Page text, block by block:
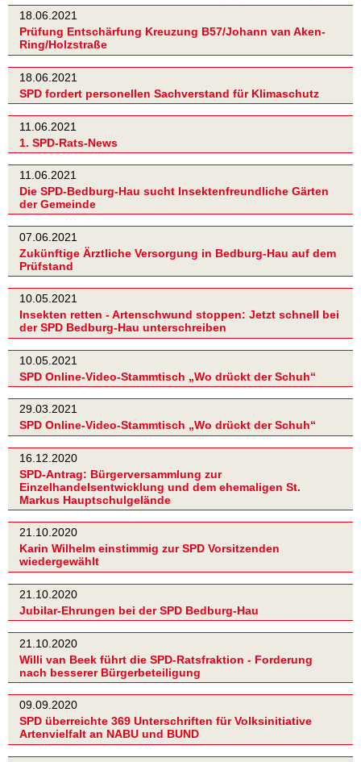
18.06.2021
Prüfung Entschärfung Kreuzung B57/Johann van Aken-
Ring/Holzstraße
18.06.2021
SPD fordert personellen Sachverstand für Klimaschutz
11.06.2021
1. SPD-Rats-News
11.06.2021
Die SPD-Bedburg-Hau sucht Insektenfreundliche Gärten
der Gemeinde
07.06.2021
Zukünftige Ärztliche Versorgung in Bedburg-Hau auf dem
Prüfstand
10.05.2021
Insekten retten - Artenschwund stoppen: Jetzt schnell bei
der SPD Bedburg-Hau unterschreiben
10.05.2021
SPD Online-Video-Stammtisch „Wo drückt der Schuh“
29.03.2021
SPD Online-Video-Stammtisch „Wo drückt der Schuh“
16.12.2020
SPD-Antrag: Bürgerversammlung zur
Einzelhandelsentwicklung und dem ehemaligen St.
Markus Hauptschulgelände
21.10.2020
Karin Wilhelm einstimmig zur SPD Vorsitzenden
wiedergewählt
21.10.2020
Jubilar-Ehrungen bei der SPD Bedburg-Hau
21.10.2020
Willi van Beek führt die SPD-Ratsfraktion - Forderung
nach besserer Bürgerbeteiligung
09.09.2020
SPD überreichte 369 Unterschriften für Volksinitiative
Artenvielfalt an NABU und BUND